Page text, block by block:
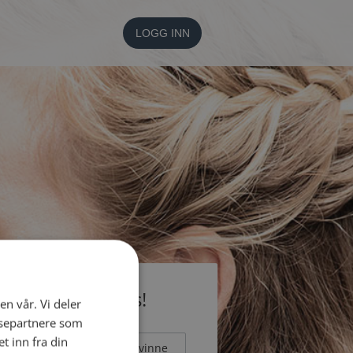
LOGG INN
medlem gratis!
Mann Kvinne
vår. Vi deler
som
inn fra din